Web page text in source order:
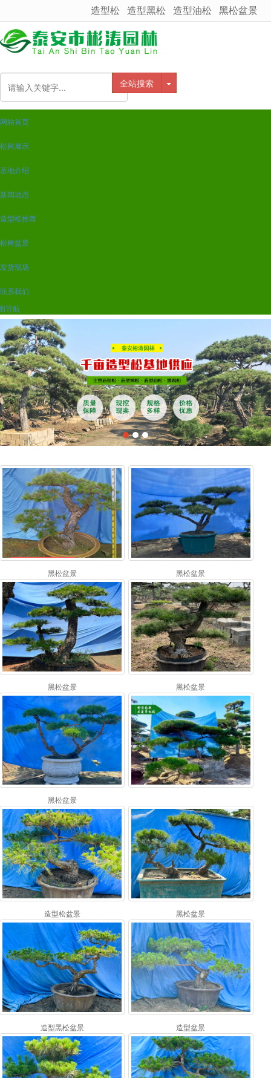
很遗憾，因您的浏览器版本过低导致无法获得最佳浏览体验，推荐下载安装谷歌浏览器！
造型松 造型黑松 造型油松 黑松盆景
全站搜索
网站首页
松树展示
基地介绍
新闻动态
造型松推荐
松树盆景
发货现场
联系我们
导航
黑松盆景 黑松盆景
黑松盆景 黑松盆景
黑松盆景
造型松盆景 黑松盆景
造型黑松盆景 造型盆景